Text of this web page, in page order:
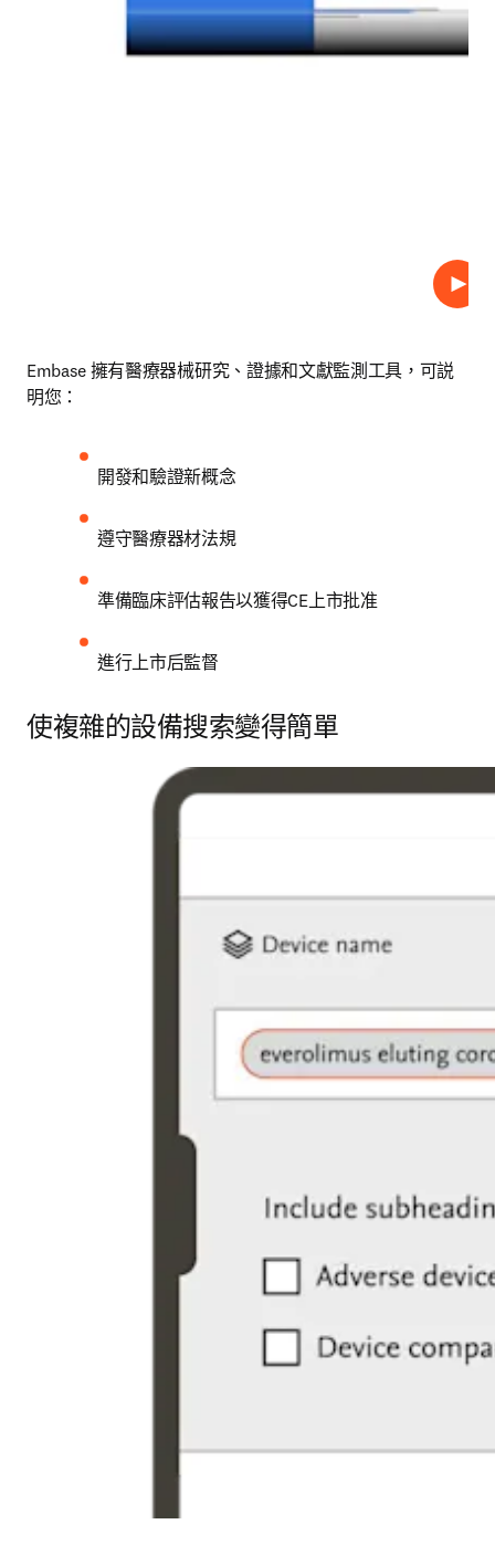
播放
Embase 擁有醫療器械研究、證據和文獻監測工具，可説
明您：
開發和驗證新概念
遵守醫療器材法規
準備臨床評估報告以獲得CE上市批准
進行上市后監督
使複雜的設備搜索變得簡單